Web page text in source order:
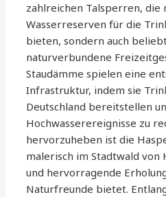
zahlreichen Talsperren, die
Wasserreserven für die
bieten, sondern auch
naturverbundene
Staudämme spielen eine
Infrastruktur, indem sie
Deutschland bereitstellen
Hochwasserereignisse zu
hervorzuheben ist die
malerisch im Stadtwald
und hervorragende
Naturfreunde bietet.